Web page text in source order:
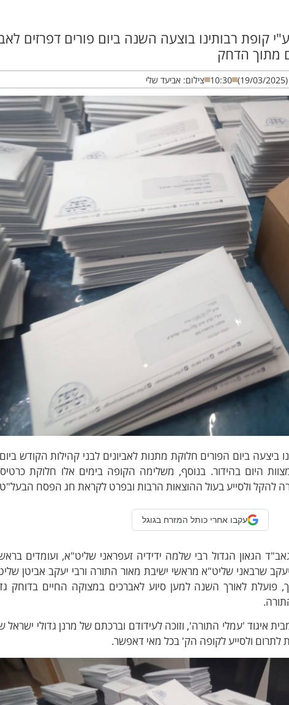
קופת רבותינו בוצעה השנה ביום פורים דפרזים
מתוך הדחק
10:30 צילום: אביעד שלי
ביצעה ביום הפורים חלוקת מתנות לאביונים לבני קהילות הקודש
היום בהידור. בנוסף, משלימה הקופה בימים אלו חלוקת
להקל ולסייע בעול ההוצאות הרבות ובפרט לקראת חג הפסח
עקבו אחרי כותל המזרח בגוגל
הגאון הגדול רבי שלמה ידידיה זעפראני שליט"א, ועומדים
יעקב שרבאני שליט"א מראשי ישיבת מאור התורה ורבי יעקב אביטן
פועלת לאורך השנה למען סיוע לאברכים במצוקה החיים בדוחק
איגוד 'עמלי התורה', וזוכה לעידודם וברכתם של מרנן גדולי ישראל
לתרום ולסייע לקופה הק' בכל מאי דאפשר.